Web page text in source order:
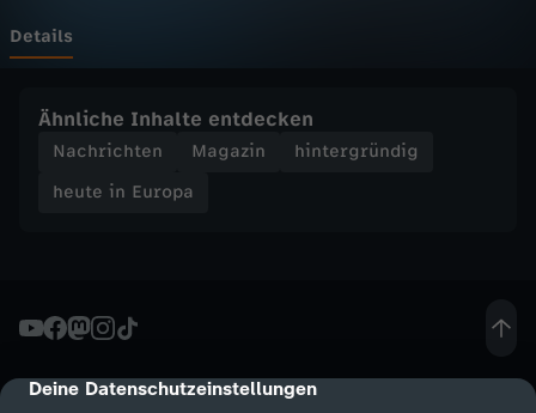
cmp-dialog-description
Deine Datenschutzeinstellungen
a
h
t
e
Details
Ähnliche Inhalte entdecken
Nachrichten Magazin
hintergründig
heute in Europa